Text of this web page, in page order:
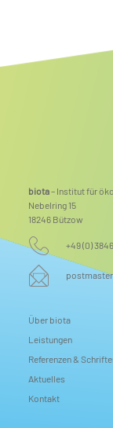
biota– Institut für
Nebelring 15
18246 Bützow
+49 (0)
Über biota
Leistungen
Referenzen &
Aktuelles
Kontakt